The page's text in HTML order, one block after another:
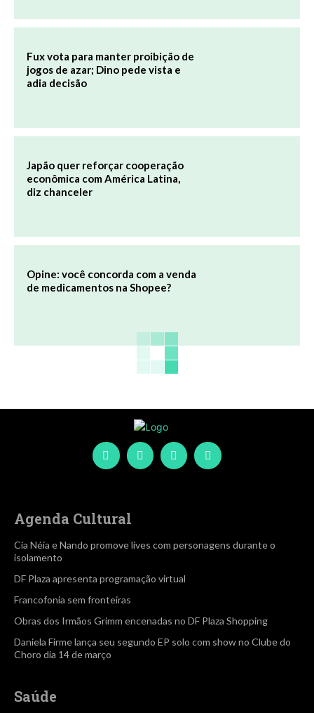
Fux vota para manter proibição de
jogos de azar; Dino pede vista e
adia decisão
Japão quer reforçar cooperação
econômica com América Latina,
diz chanceler
Opine: você concorda com a venda
de medicamentos na Shopee?
Agenda Cultural
Cia Néia e Nando promove lives com personagens durante o
isolamento
DF Plaza apresenta programação virtual
Francofonia sem fronteiras
Obras dos Irmãos Grimm encenadas no DF Plaza Shopping
Daniela Firme lança seu segundo EP solo com show no Clube do
Choro dia 14 de março
Saúde